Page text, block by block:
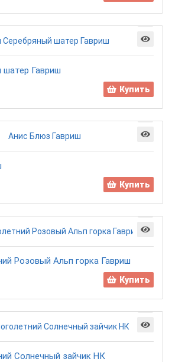
Гавриш
Купить
Купить
Розовый Альп горка Гавриш
Купить
Солнечный зайчик НК